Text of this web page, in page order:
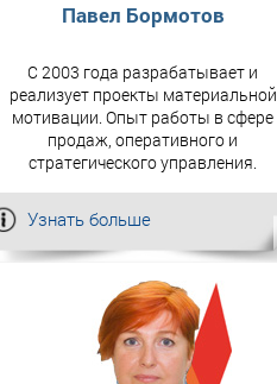
Павел Бормотов
C 2003 года разрабатывает и
реализует проекты материальной
мотивации. Опыт работы в сфере
продаж, оперативного и
стратегического управления.
Узнать больше